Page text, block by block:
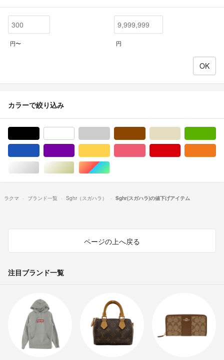
円〜 円
カラーで絞り込み
シルバー/銀色系ゴールド/金色系マルチカラー
ラクマ ブランド一覧 Sghr（スガハラ） Sghr(スガハラ)の値下げアイテム
ページの上へ戻る
注目ブランド一覧